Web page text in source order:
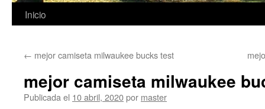
Saltar
contenido
Inicio
← mejor camiseta milwaukee bucks test
mejor camiseta milwaukee
Publicada el 10 abril, 2020por master